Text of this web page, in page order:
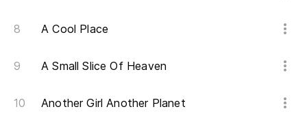
A Cool Place
A Small Slice Of Heaven
Another Girl Another Planet